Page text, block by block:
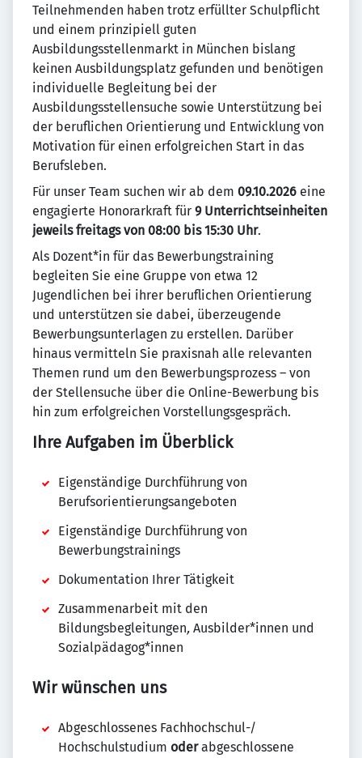
Teilnehmenden haben trotz erfüllter Schulpflicht
und einem prinzipiell guten
Ausbildungsstellenmarkt in München bislang
keinen Ausbildungsplatz gefunden und benötigen
individuelle Begleitung bei der
Ausbildungsstellensuche sowie Unterstützung bei
der beruflichen Orientierung und Entwicklung von
Motivation für einen erfolgreichen Start in das
Berufsleben.
Für unser Team suchen wir ab dem 09.10.2026 eine
engagierte Honorarkraft für 9 Unterrichtseinheiten
jeweils freitags von 08:00 bis 15:30 Uhr.
Als Dozent*in für das Bewerbungstraining
begleiten Sie eine Gruppe von etwa 12
Jugendlichen bei ihrer beruflichen Orientierung
und unterstützen sie dabei, überzeugende
Bewerbungsunterlagen zu erstellen. Darüber
hinaus vermitteln Sie praxisnah alle relevanten
Themen rund um den Bewerbungsprozess – von
der Stellensuche über die Online-Bewerbung bis
hin zum erfolgreichen Vorstellungsgespräch.
Ihre Aufgaben im Überblick
Eigenständige Durchführung von
Berufsorientierungsangeboten
Eigenständige Durchführung von
Bewerbungstrainings
Dokumentation Ihrer Tätigkeit
Zusammenarbeit mit den
Bildungsbegleitungen, Ausbilder*innen und
Sozialpädagog*innen
Wir wünschen uns
Abgeschlossenes Fachhochschul-/
Hochschulstudium oderabgeschlossene